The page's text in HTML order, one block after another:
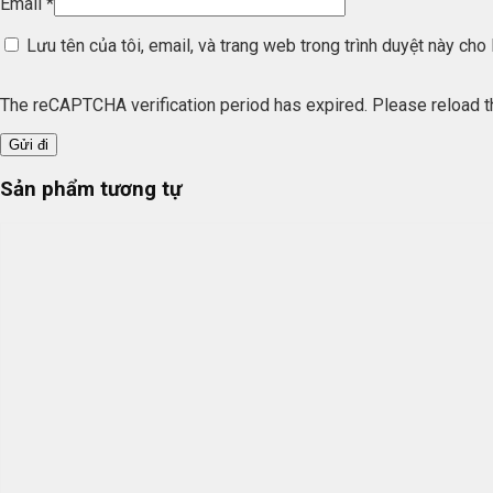
Lưu tên của tôi, email, và trang web trong trình duyệt này
The reCAPTCHA verification period has expired. Please reload
Sản phẩm tương tự